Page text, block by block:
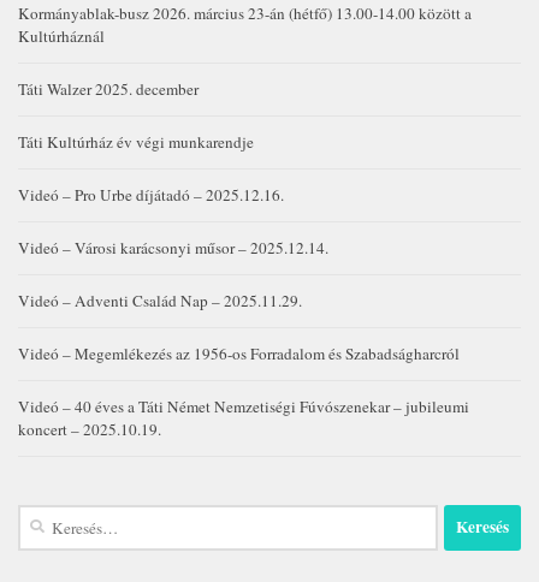
Kormányablak-busz 2026. március 23-án (hétfő) 13.00-14.00 között a
Kultúrháznál
Táti Walzer 2025. december
Táti Kultúrház év végi munkarendje
Videó – Pro Urbe díjátadó – 2025.12.16.
Videó – Városi karácsonyi műsor – 2025.12.14.
Videó – Adventi Család Nap – 2025.11.29.
Videó – Megemlékezés az 1956-os Forradalom és Szabadságharcról
Videó – 40 éves a Táti Német Nemzetiségi Fúvószenekar – jubileumi
koncert – 2025.10.19.
Keresés: